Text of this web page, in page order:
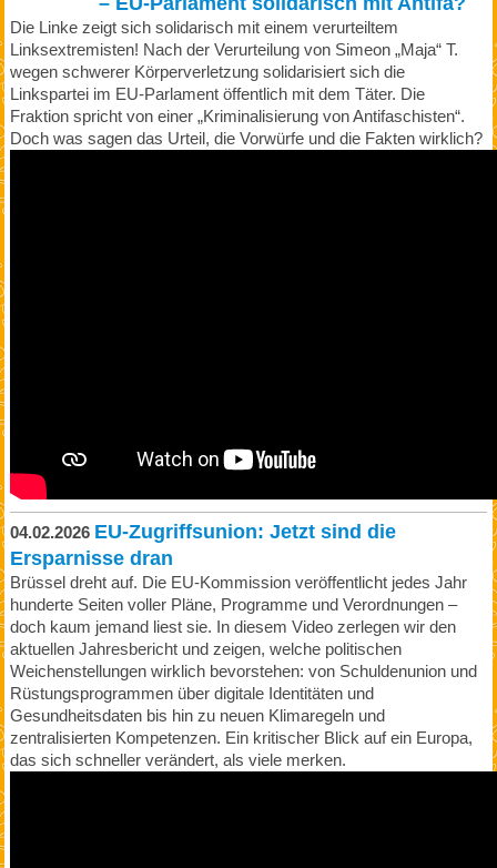
Die Linke zeigt sich solidarisch mit einem verurteiltem
Linksextremisten! Nach der Verurteilung von Simeon „Maja“ T.
wegen schwerer Körperverletzung solidarisiert sich die
Linkspartei im EU-Parlament öffentlich mit dem Täter. Die
Fraktion spricht von einer „Kriminalisierung von Antifaschisten“.
Doch was sagen das Urteil, die Vorwürfe und die Fakten wirklich?
04.02.2026 EU‑Zugriffsunion: Jetzt sind die
Ersparnisse dran
Brüssel dreht auf. Die EU-Kommission veröffentlicht jedes Jahr
hunderte Seiten voller Pläne, Programme und Verordnungen –
doch kaum jemand liest sie. In diesem Video zerlegen wir den
aktuellen Jahresbericht und zeigen, welche politischen
Weichenstellungen wirklich bevorstehen: von Schuldenunion und
Rüstungsprogrammen über digitale Identitäten und
Gesundheitsdaten bis hin zu neuen Klimaregeln und
zentralisierten Kompetenzen. Ein kritischer Blick auf ein Europa,
das sich schneller verändert, als viele merken.